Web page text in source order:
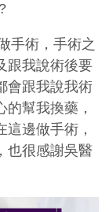
?
手術，手術之
跟我說術後要
會跟我說我術
幫我換藥，
邊做手術，
也很感謝吳醫